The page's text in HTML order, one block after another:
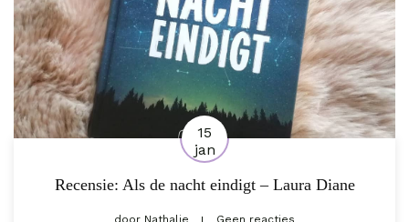
15
jan
Recensie: Als de nacht eindigt – Laura Diane